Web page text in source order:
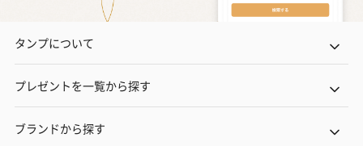
タンプについて
プレゼントを一覧から探す
ブランドから探す